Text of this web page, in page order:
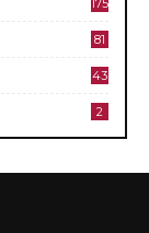
175
81
43
2